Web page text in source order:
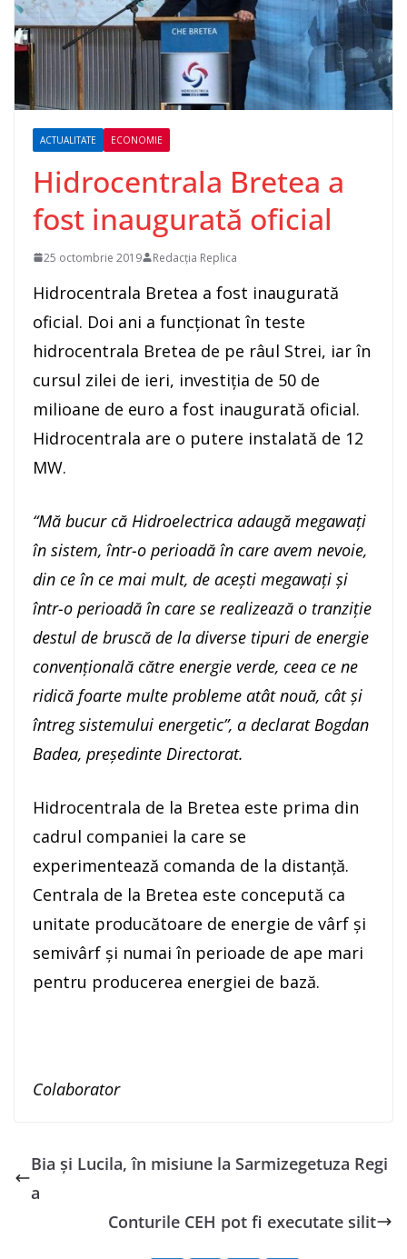
ACTUALITATE ECONOMIE
Hidrocentrala Bretea a
fost inaugurată oficial
25 octombrie 2019 Redacția Replica
Hidrocentrala Bretea a fost inaugurată
oficial. Doi ani a funcționat în teste
hidrocentrala Bretea de pe râul Strei, iar în
cursul zilei de ieri, investiția de 50 de
milioane de euro a fost inaugurată oficial.
Hidrocentrala are o putere instalată de 12
MW.
“Mă bucur că Hidroelectrica adaugă megawaţi
în sistem, într-o perioadă în care avem nevoie,
din ce în ce mai mult, de aceşti megawaţi şi
într-o perioadă în care se realizează o tranziţie
destul de bruscă de la diverse tipuri de energie
convenţională către energie verde, ceea ce ne
ridică foarte multe probleme atât nouă, cât şi
întreg sistemului energetic”, a declarat Bogdan
Badea, președinte Directorat.
Hidrocentrala de la Bretea este prima din
cadrul companiei la care se
experimentează comanda de la distanţă.
Centrala de la Bretea este concepută ca
unitate producătoare de energie de vârf şi
semivârf şi numai în perioade de ape mari
pentru producerea energiei de bază.
Colaborator
Bia și Lucila, în misiune la Sarmizegetuza Regi
a
Conturile CEH pot fi executate silit